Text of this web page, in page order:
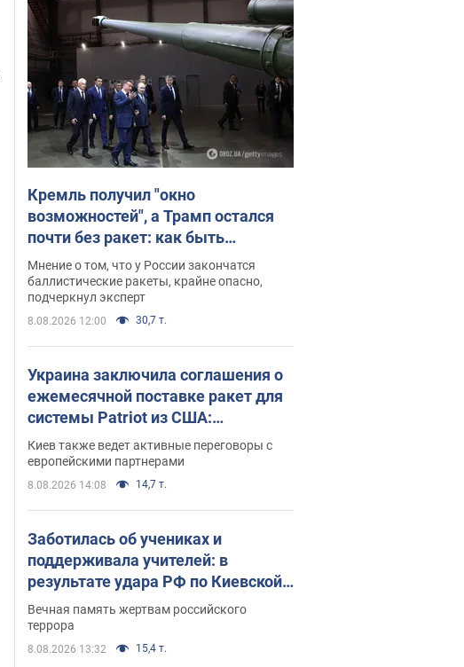
Кремль получил "окно
возможностей", а Трамп остался
почти без ракет: как быть
Украине? Интервью с Мельником
Мнение о том, что у России закончатся
баллистические ракеты, крайне опасно,
подчеркнул эксперт
8.08.2026 12:00 30,7 т.
Украина заключила соглашения о
ежемесячной поставке ракет для
системы Patriot из США:
Зеленский раскрыл подробности
Киев также ведет активные переговоры с
европейскими партнерами
8.08.2026 14:08 14,7 т.
Заботилась об учениках и
поддерживала учителей: в
результате удара РФ по Киевской
области погибли директор
киевского лицея, её муж и внук
Вечная память жертвам российского
террора
8.08.2026 13:32 15,4 т.